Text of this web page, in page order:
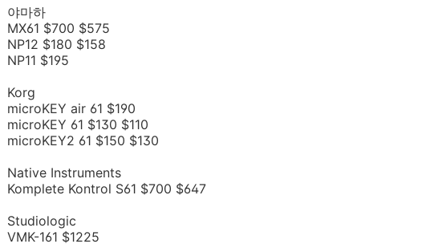
야마하
MX61 $700 $575
NP12 $180 $158
NP11 $195
Korg
microKEY air 61 $190
microKEY 61 $130 $110
microKEY2 61 $150 $130
Native Instruments
Komplete Kontrol S61 $700 $647
Studiologic
VMK-161 $1225